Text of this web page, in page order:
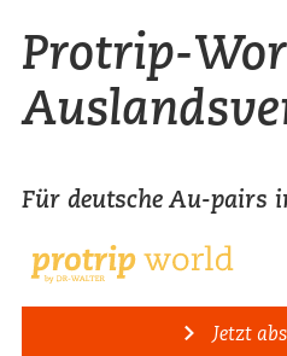
Protrip-
Für deutsche Au-pairs
Jetzt